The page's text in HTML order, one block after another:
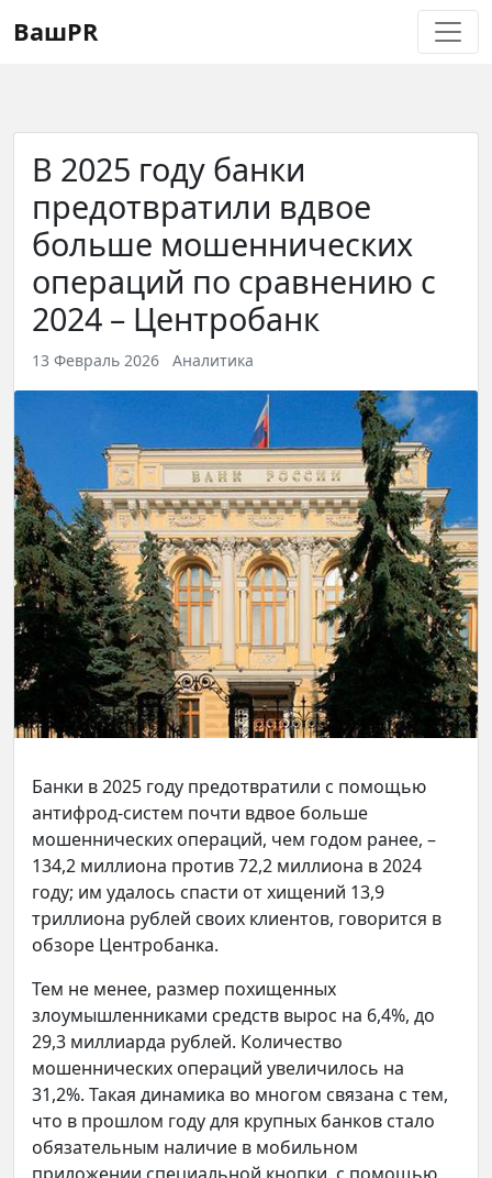
Регистрация
ВашPR
В 2025 году банки
предотвратили вдвое
больше мошеннических
операций по сравнению с
2024 – Центробанк
13 Февраль 2026 Аналитика
Банки в 2025 году предотвратили с помощью
антифрод-систем почти вдвое больше
мошеннических операций, чем годом ранее, –
134,2 миллиона против 72,2 миллиона в 2024
году; им удалось спасти от хищений 13,9
триллиона рублей своих клиентов, говорится в
обзоре Центробанка.
Тем не менее, размер похищенных
злоумышленниками средств вырос на 6,4%, до
29,3 миллиарда рублей. Количество
мошеннических операций увеличилось на
31,2%. Такая динамика во многом связана с тем,
что в прошлом году для крупных банков стало
обязательным наличие в мобильном